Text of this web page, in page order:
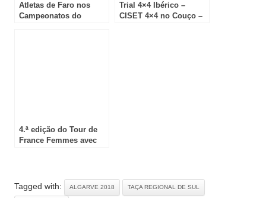
Atletas de Faro nos
Campeonatos do
Trial 4×4 Ibérico –
CISET 4×4 no Couço –
4.ª edição do Tour de
France Femmes avec
Tagged with: ALGARVE 2018 TAÇA REGIONAL DE SUL